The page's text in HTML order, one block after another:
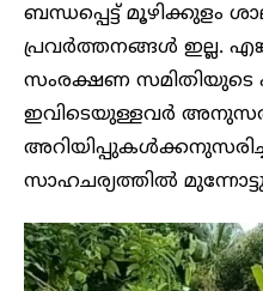
ബന്ധപ്പെട്ട് മൂഴിക്കുളം
പ്രവർത്തനങ്ങൾ ഇല്ല.
സംരക്ഷണ സമിതിയുടെ
ഇവിടെയുള്ളവർ
സാഹചര്യത്തിൽ